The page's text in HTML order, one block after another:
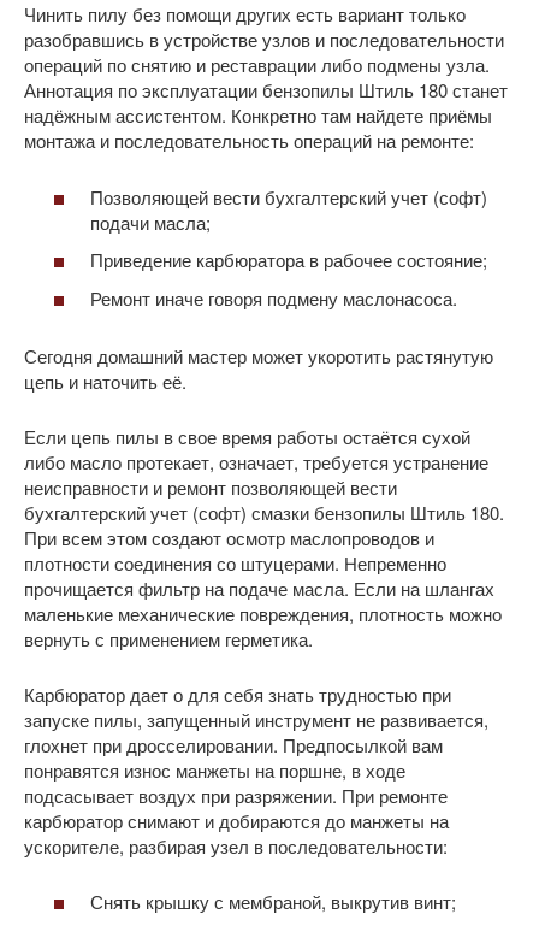
Чинить пилу без помощи других есть вариант только
разобравшись в устройстве узлов и последовательности
операций по снятию и реставрации либо подмены узла.
Аннотация по эксплуатации бензопилы Штиль 180 станет
надёжным ассистентом. Конкретно там найдете приёмы
монтажа и последовательность операций на ремонте:
Позволяющей вести бухгалтерский учет (софт)
подачи масла;
Приведение карбюратора в рабочее состояние;
Ремонт иначе говоря подмену маслонасоса.
Сегодня домашний мастер может укоротить растянутую
цепь и наточить её.
Если цепь пилы в свое время работы остаётся сухой
либо масло протекает, означает, требуется устранение
неисправности и ремонт позволяющей вести
бухгалтерский учет (софт) смазки бензопилы Штиль 180.
При всем этом создают осмотр маслопроводов и
плотности соединения со штуцерами. Непременно
прочищается фильтр на подаче масла. Если на шлангах
маленькие механические повреждения, плотность можно
вернуть с применением герметика.
Карбюратор дает о для себя знать трудностью при
запуске пилы, запущенный инструмент не развивается,
глохнет при дросселировании. Предпосылкой вам
понравятся износ манжеты на поршне, в ходе
подсасывает воздух при разряжении. При ремонте
карбюратор снимают и добираются до манжеты на
ускорителе, разбирая узел в последовательности:
Снять крышку с мембраной, выкрутив винт;